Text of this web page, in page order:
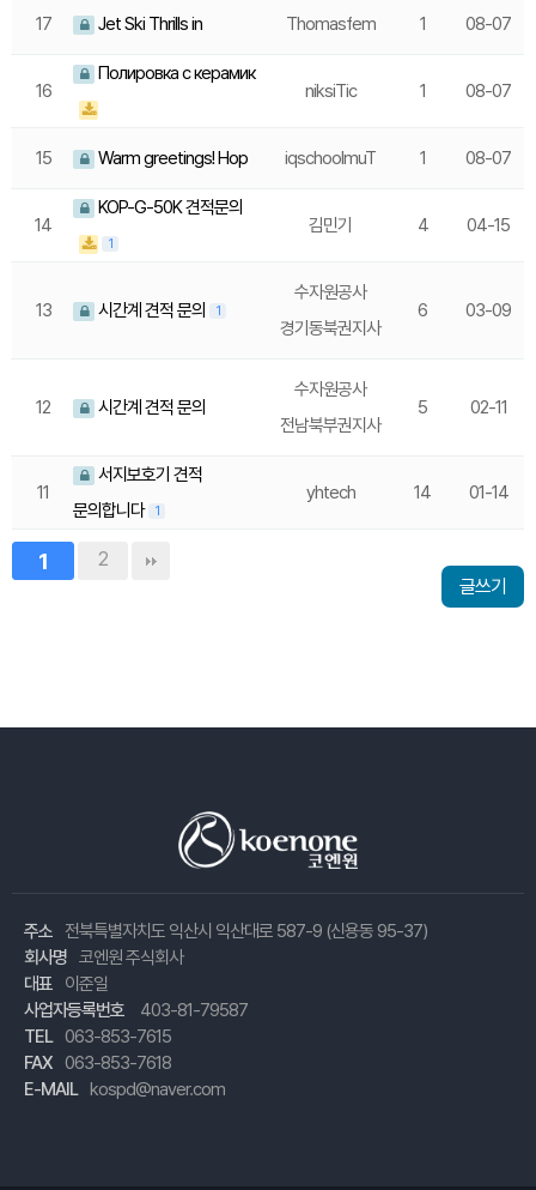
17 Jet Ski Thrills in Thomasfem 1 08-07
16
Полировка с керамик
niksiTic
1 08-07
15 Warm greetings! Hop iqschoolmuT 1 08-07
14
KOP-G-50K 견적문의
1
김민기 4 04-15
13 시간계 견적 문의 1
수자원공사
경기동북권지사
6 03-09
12 시간계 견적 문의
수자원공사
전남북부권지사
5 02-11
11
서지보호기 견적
문의합니다
1
yhtech 14 01-14
1
2
글쓰기
주소
전북특별자치도 익산시 익산대로 587-9 (신용동 95-37)
회사명 코엔원 주식회사
대표
이준일
사업자등록번호
403-81-79587
TEL
063-853-7615
FAX
063-853-7618
E-MAIL kospd@naver.com